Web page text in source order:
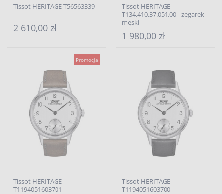
Tissot HERITAGE T56563339
2 610,00 zł
Tissot HERITAGE
T134.410.37.051.00 - zegarek
męski
1 980,00 zł
Promocja
Tissot HERITAGE
T1194051603701
Tissot HERITAGE
T1194051603700